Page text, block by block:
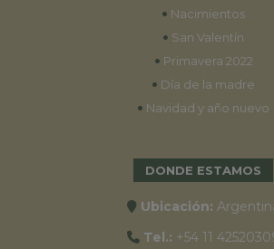
• Nacimientos
• San Valentín
• Primavera 2022
• Día de la madre
• Navidad y año nuevo
DONDE ESTAMOS
Ubicación:
Tel.: +54 11